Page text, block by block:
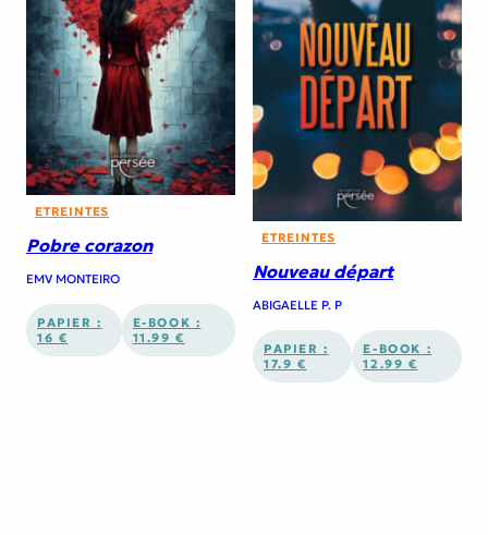
ETREINTES
Pobre corazon
EMV MONTEIRO
PAPIER :
16 €
E-BOOK :
11.99 €
ETREINTES
Nouveau départ
ABIGAELLE P. P
PAPIER :
17.9 €
E-BOOK :
12.99 €